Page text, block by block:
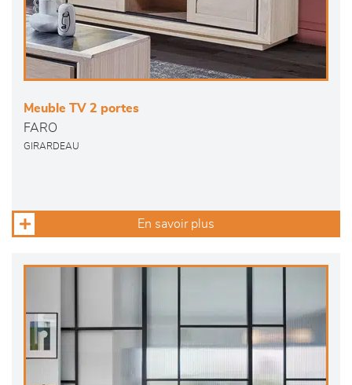
Meuble TV 2 portes
FARO
GIRARDEAU
En savoir plus